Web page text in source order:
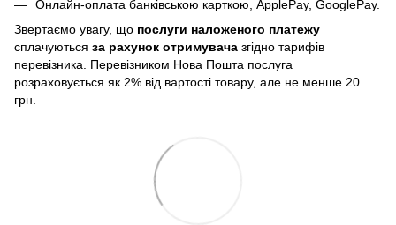
Онлайн-оплата банківською карткою, ApplePay, GooglePay.
Звертаємо увагу, що послуги наложеного платежу
сплачуються за рахунок отримувача згідно тарифів
перевізника. Перевізником Нова Пошта послуга
розраховується як 2% від вартості товару, але не менше 20
грн.